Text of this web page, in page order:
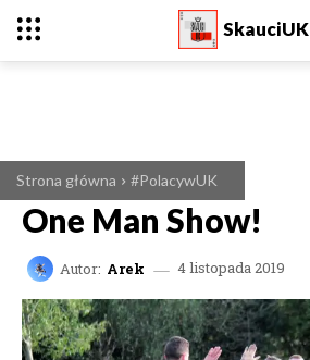
SkauciUK
Strona główna #PolacywUK
One Man Show!
Autor: Arek 4 listopada 2019